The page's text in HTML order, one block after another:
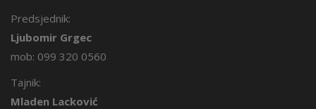
Predsjednik:
Ljubomir Grgec
mob: 099 320 0560
Tajnik:
Mladen Lacković